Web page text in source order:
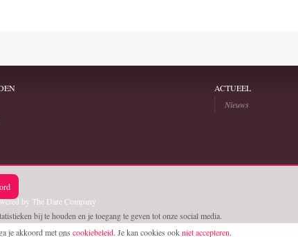
ACTUEEL
Nieuws
by The Dare Company
bij te houden en je toegang te geven tot onze social media.
je akkoord met ons cookiebeleid. Je kan cookies ookniet accepteren.